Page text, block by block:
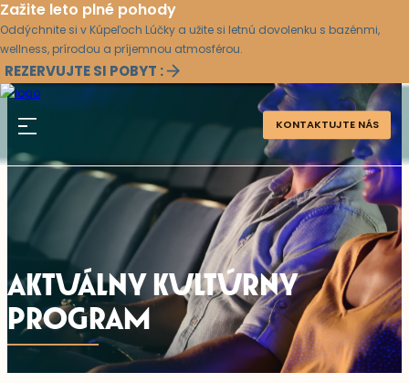
Zažite leto plné pohody
Oddýchnite si v Kúpeľoch Lúčky a užite si letnú dovolenku s bazénmi,
wellness, prírodou a príjemnou atmosférou.
REZERVUJTE SI POBYT :
KONTAKTUJTE NÁS
AKTUÁLNY KULTÚRNY
PROGRAM